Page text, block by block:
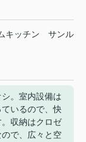
キッチン
サンル
シ。室内設備は
いるので、快
収納はクロゼ
で、広々と空